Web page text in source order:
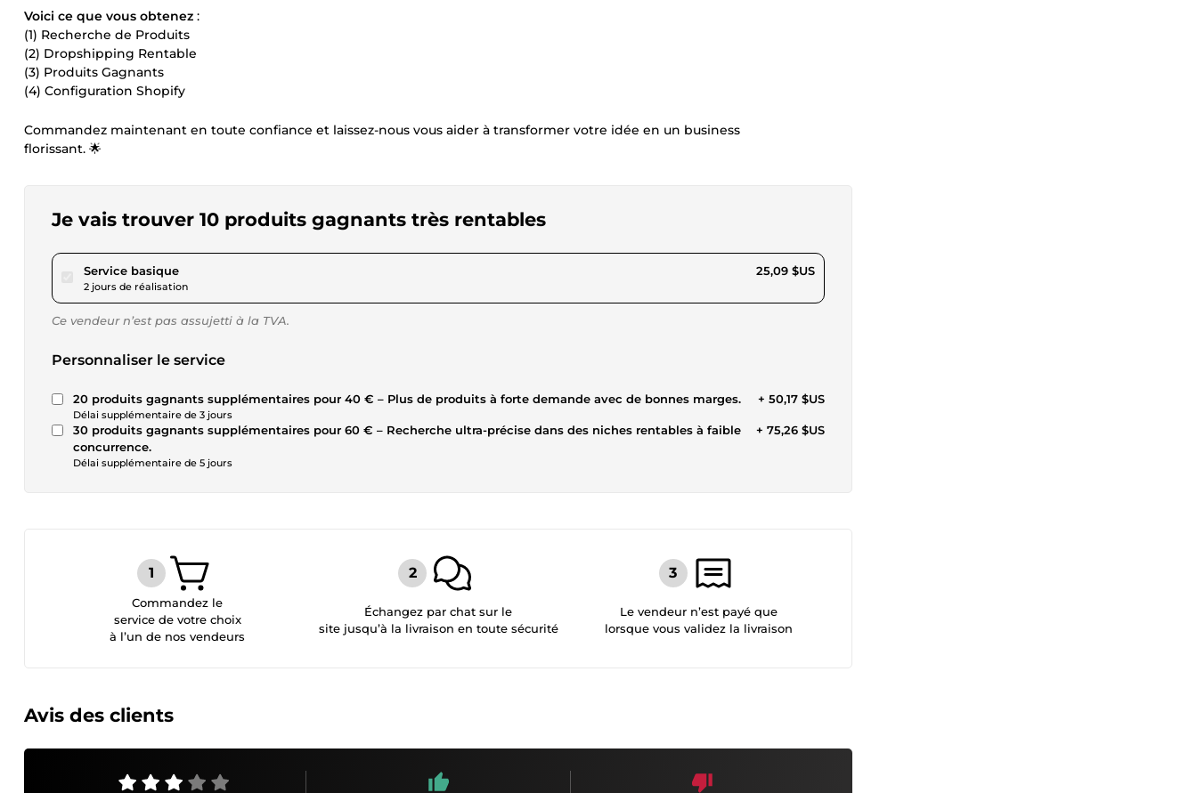
Voici ce que vous obtenez :
(1) Recherche de Produits
(2) Dropshipping Rentable
(3) Produits Gagnants
(4) Configuration Shopify
Commandez maintenant en toute confiance et laissez-nous vous aider à transformer votre idée en un business
florissant. 🌟
Je vais trouver 10 produits gagnants très rentables
Service basiquepour 23,12 $US
2 jours de réalisation
25,09 $US
Ce vendeur n’est pas assujetti à la TVA.
Personnaliser le service
20 produits gagnants supplémentaires pour 40 € – Plus de produits à forte demande avec de bonnes marges.
Délai supplémentaire de 3 jours
+ 50,17 $US
30 produits gagnants supplémentaires pour 60 € – Recherche ultra-précise dans des niches rentables à faible
concurrence.
Délai supplémentaire de 5 jours
+ 75,26 $US
Commandez le
service de votre choix
à l’un de nos vendeurs
Échangez par chat sur le
site jusqu’à la livraison en toute sécurité
Le vendeur n’est payé que
lorsque vous validez la livraison
Avis des clients